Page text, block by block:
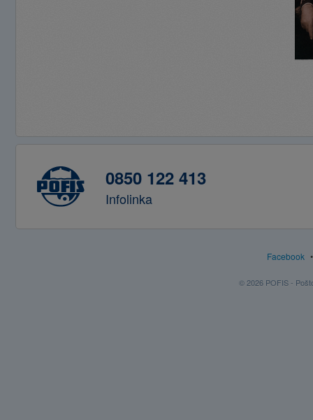
0850 122 413
Infolinka
Facebook
© 2026 POFIS -